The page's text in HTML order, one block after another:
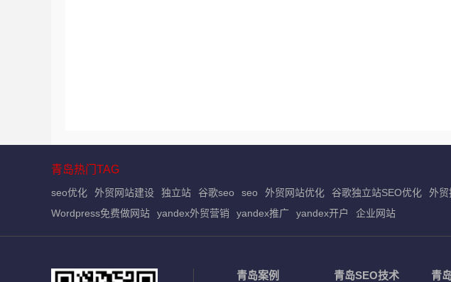
青岛热门TAG
seo优化 外贸网站建设 独立站 谷歌seo seo 外贸网站优化 谷歌独立站SEO优化 外贸
Wordpress免费做网站
yandex外贸营销 yandex推广 yandex开户 企业网站
青岛案例 青岛SEO技术 青